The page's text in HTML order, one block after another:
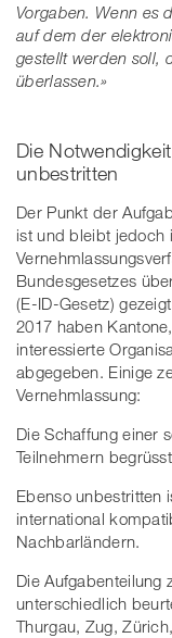
Vorgaben. Wenn es
auf dem der
gestellt werden soll,
überlassen.»
Die
unbestritten
Der Punkt der
ist und bleibt jedoch
Bundesgesetzes
(E-ID-Gesetz)
2017 haben
interessierte
abgegeben. Einige
Vernehmlassung:
Die Schaffung einer
Teilnehmern
Ebenso unbestritten
international
Nachbarländern.
Die Aufgabenteilung
unterschiedlich
Thurgau, Zug,